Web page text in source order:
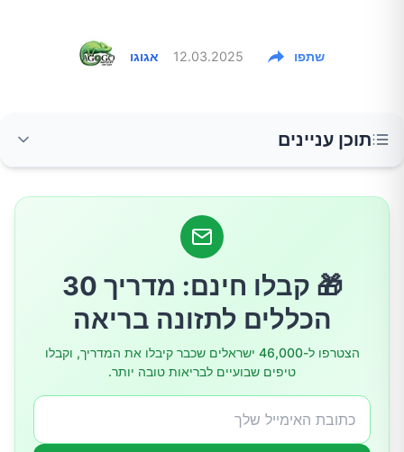
אגוגו 12.03.2025 שתפו
תוכן עניינים
מהי ליחה ומה התפקיד שלה בגוף?
הגורמים העיקריים לעודף ליחה
4. אסטמה
🎁 קבלו חינם: מדריך 30
הכללים לתזונה בריאה
הצטרפו ל-46,000 ישראלים שכבר קיבלו את המדריך, וקבלו
טיפים שבועיים לבריאות טובה יותר.